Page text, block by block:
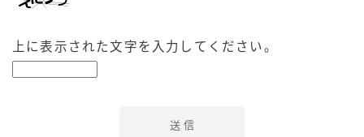
上に表示された文字を入力してください。